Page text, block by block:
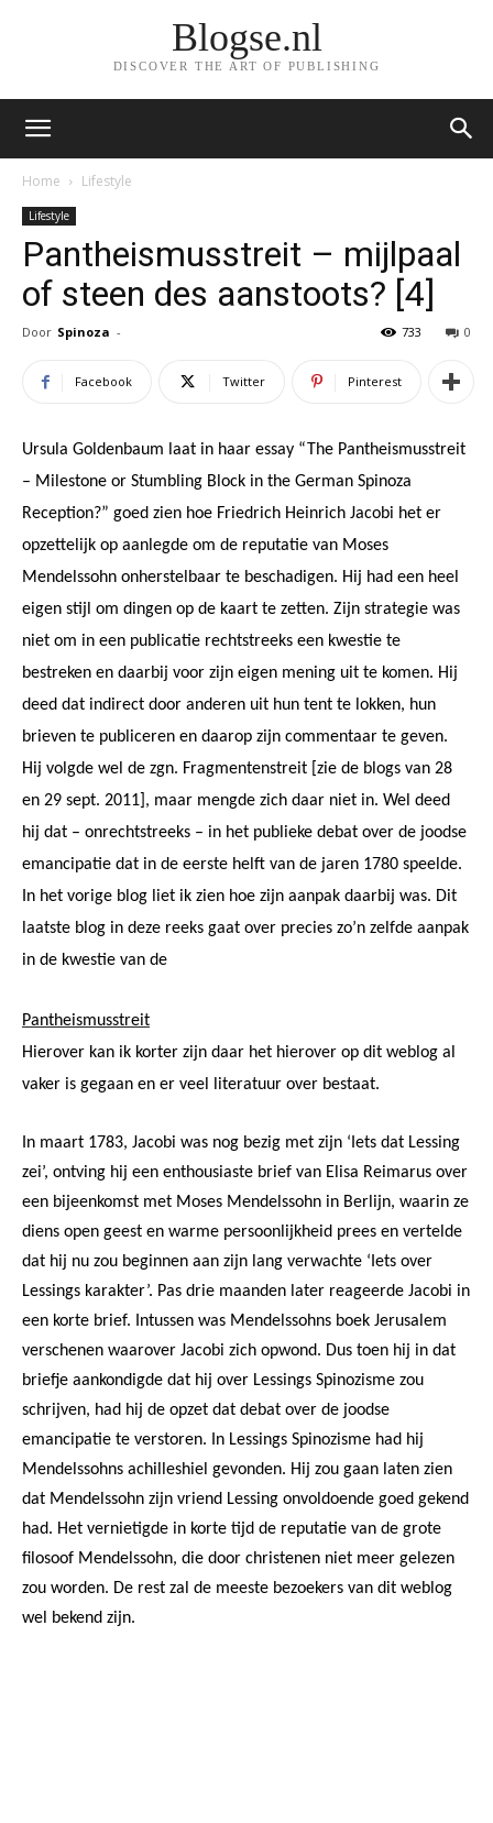
Blogse.nl
DISCOVER THE ART OF PUBLISHING
Home Lifestyle
Lifestyle
Pantheismusstreit – mijlpaal
of steen des aanstoots? [4]
Door Spinoza - 0
733
Facebook Twitter Pinterest
Ursula Goldenbaum laat in haar essay “The Pantheismusstreit
– Milestone or Stumbling Block in the German Spinoza
Reception?” goed zien hoe Friedrich Heinrich Jacobi het er
opzettelijk op aanlegde om de reputatie van Moses
Mendelssohn onherstelbaar te beschadigen. Hij had een heel
eigen stijl om dingen op de kaart te zetten. Zijn strategie was
niet om in een publicatie rechtstreeks een kwestie te
bestreken en daarbij voor zijn eigen mening uit te komen. Hij
deed dat indirect door anderen uit hun tent te lokken, hun
brieven te publiceren en daarop zijn commentaar te geven.
Hij volgde wel de zgn. Fragmentenstreit [zie de blogs van 28
en 29 sept. 2011], maar mengde zich daar niet in. Wel deed
hij dat – onrechtstreeks – in het publieke debat over de joodse
emancipatie dat in de eerste helft van de jaren 1780 speelde.
In het vorige blog liet ik zien hoe zijn aanpak daarbij was. Dit
laatste blog in deze reeks gaat over precies zo’n zelfde aanpak
in de kwestie van de
Pantheismusstreit
Hierover kan ik korter zijn daar het hierover op dit weblog al
vaker is gegaan en er veel literatuur over bestaat.
In maart 1783, Jacobi was nog bezig met zijn ‘Iets dat Lessing
zei’, ontving hij een enthousiaste brief van Elisa Reimarus over
een bijeenkomst met Moses Mendelssohn in Berlijn, waarin ze
diens open geest en warme persoonlijkheid prees en vertelde
dat hij nu zou beginnen aan zijn lang verwachte ‘Iets over
Lessings karakter’. Pas drie maanden later reageerde Jacobi in
een korte brief. Intussen was Mendelssohns boek Jerusalem
verschenen waarover Jacobi zich opwond. Dus toen hij in dat
briefje aankondigde dat hij over Lessings Spinozisme zou
schrijven, had hij de opzet dat debat over de joodse
emancipatie te verstoren. In Lessings Spinozisme had hij
Mendelssohns achilleshiel gevonden. Hij zou gaan laten zien
dat Mendelssohn zijn vriend Lessing onvoldoende goed gekend
had. Het vernietigde in korte tijd de reputatie van de grote
filosoof Mendelssohn, die door christenen niet meer gelezen
zou worden. De rest zal de meeste bezoekers van dit weblog
wel bekend zijn.